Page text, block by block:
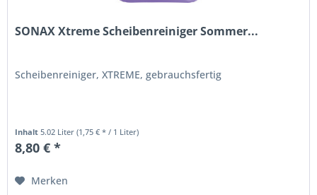
SONAX Xtreme Scheibenreiniger Sommer...
Scheibenreiniger, XTREME, gebrauchsfertig
Inhalt5.02 Liter(1,75 € * / 1 Liter)
8,80 € *
Merken